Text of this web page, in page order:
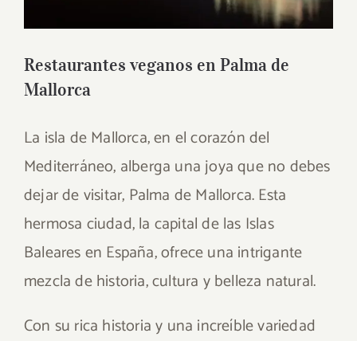
Restaurantes veganos en Palma de
Mallorca
La isla de Mallorca, en el corazón del
Mediterráneo, alberga una joya que no debes
dejar de visitar, Palma de Mallorca. Esta
hermosa ciudad, la capital de las Islas
Baleares en España, ofrece una intrigante
mezcla de historia, cultura y belleza natural.
Con su rica historia y una increíble variedad